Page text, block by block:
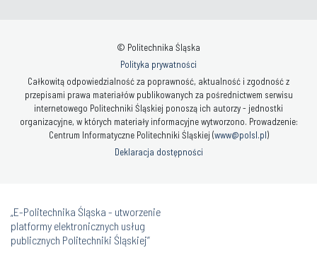
© Politechnika Śląska
Polityka prywatności
Całkowitą odpowiedzialność za poprawność, aktualność i zgodność z
przepisami prawa materiałów publikowanych za pośrednictwem serwisu
internetowego Politechniki Śląskiej ponoszą ich autorzy - jednostki
organizacyjne, w których materiały informacyjne wytworzono. Prowadzenie:
Centrum Informatyczne Politechniki Śląskiej (www@polsl.pl)
Deklaracja dostępności
„E-Politechnika Śląska - utworzenie
platformy elektronicznych usług
publicznych Politechniki Śląskiej”